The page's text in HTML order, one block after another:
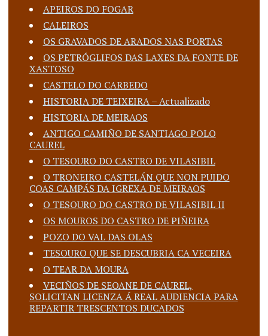
APEIROS DO FOGAR
CALEIROS
OS GRAVADOS DE ARADOS NAS PORTAS
OS PETRÓGLIFOS DAS LAXES DA FONTE DE
XASTOSO
CASTELO DO CARBEDO
HISTORIA DE TEIXEIRA – Actualizado
HISTORIA DE MEIRAOS
ANTIGO CAMIÑO DE SANTIAGO POLO
CAUREL
O TESOURO DO CASTRO DE VILASIBIL
O TRONEIRO CASTELÁN QUE NON PUIDO
COAS CAMPÁS DA IGREXA DE MEIRAOS
O TESOURO DO CASTRO DE VILASIBIL II
OS MOUROS DO CASTRO DE PIÑEIRA
POZO DO VAL DAS OLAS
TESOURO QUE SE DESCUBRIA CA VECEIRA
O TEAR DA MOURA
VECIÑOS DE SEOANE DE CAUREL,
SOLICITAN LICENZA Á REAL AUDIENCIA PARA
REPARTIR TRESCENTOS DUCADOS